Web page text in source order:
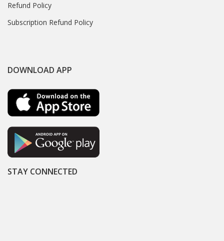
Refund Policy
Subscription Refund Policy
DOWNLOAD APP
STAY CONNECTED